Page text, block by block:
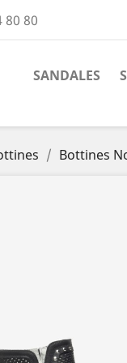
80 80
SANDALES
Bottines